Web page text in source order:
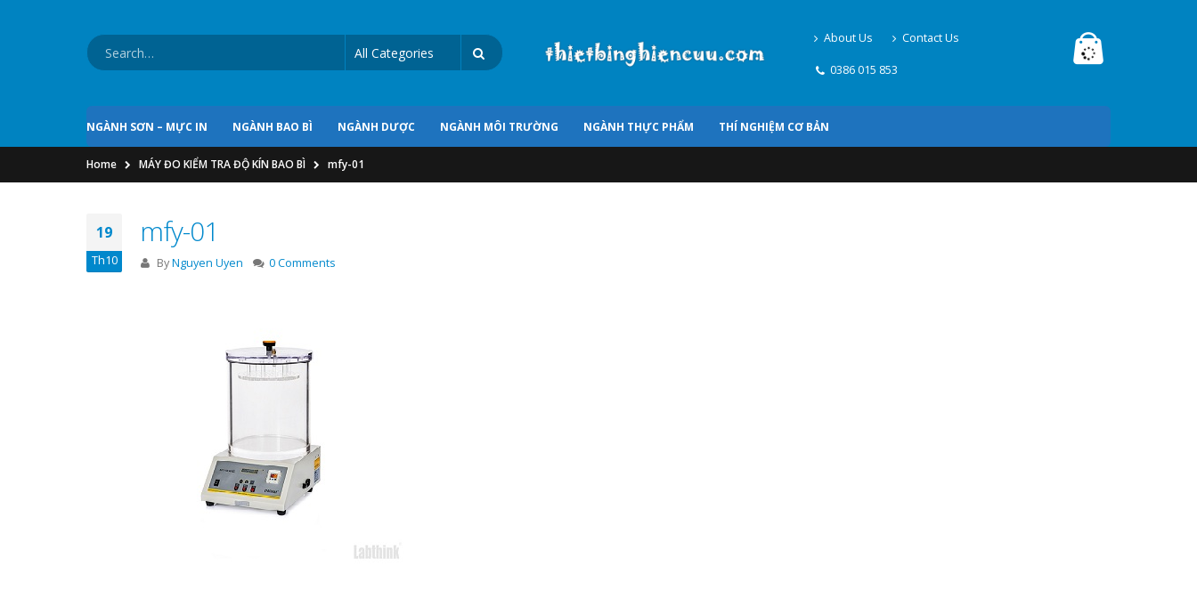
About Us Contact Us
0386 015 853
NGÀNH SƠN – MỰC IN NGÀNH BAO BÌ NGÀNH DƯỢC NGÀNH MÔI TRƯỜNG NGÀNH THỰC PHẨM THÍ NGHIỆM CƠ BẢN
Home MÁY ĐO KIỂM TRA ĐỘ KÍN BAO BÌ mfy-01
19
Th10
mfy-01
ByNguyen Uyen 0 Comments